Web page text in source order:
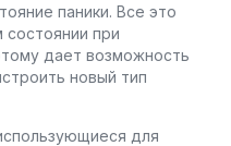
паники. Все это
при
дает возможность
новый тип
для